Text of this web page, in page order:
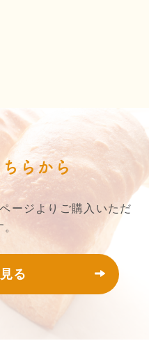
らから
ージよりご購入いただ
る